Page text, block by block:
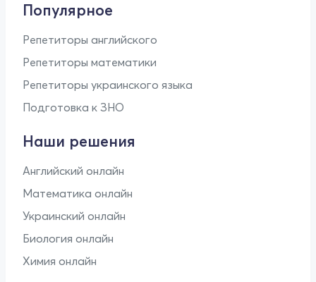
Популярное
Репетиторы английского
Репетиторы математики
Репетиторы украинского языка
Подготовка к ЗНО
Наши решения
Английский онлайн
Математика онлайн
Украинский онлайн
Биология онлайн
Химия онлайн